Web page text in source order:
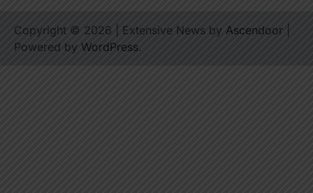
Copyright © 2026 | Extensive News by Ascendoor
Powered by WordPress.